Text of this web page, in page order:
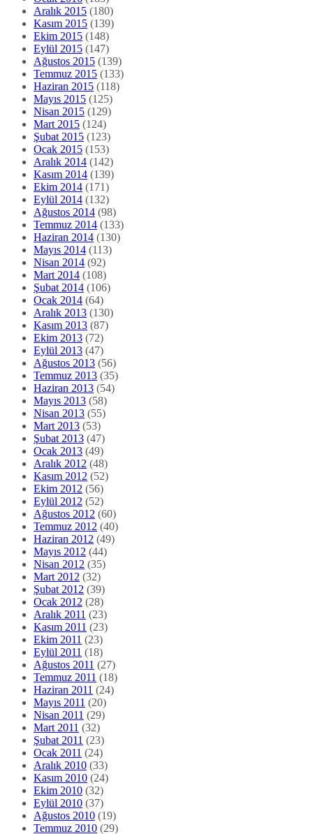
Aralık 2015 (180)
Kasım 2015 (139)
Ekim 2015 (148)
Eylül 2015 (147)
Ağustos 2015 (139)
Temmuz 2015 (133)
Haziran 2015 (118)
Mayıs 2015 (125)
Nisan 2015 (129)
Mart 2015 (124)
Şubat 2015 (123)
Ocak 2015 (153)
Aralık 2014 (142)
Kasım 2014 (139)
Ekim 2014 (171)
Eylül 2014 (132)
Ağustos 2014 (98)
Temmuz 2014 (133)
Haziran 2014 (130)
Mayıs 2014 (113)
Nisan 2014 (92)
Mart 2014 (108)
Şubat 2014 (106)
Ocak 2014 (64)
Aralık 2013 (130)
Kasım 2013 (87)
Ekim 2013 (72)
Eylül 2013 (47)
Ağustos 2013 (56)
Temmuz 2013 (35)
Haziran 2013 (54)
Mayıs 2013 (58)
Nisan 2013 (55)
Mart 2013 (53)
Şubat 2013 (47)
Ocak 2013 (49)
Aralık 2012 (48)
Kasım 2012 (52)
Ekim 2012 (56)
Eylül 2012 (52)
Ağustos 2012 (60)
Temmuz 2012 (40)
Haziran 2012 (49)
Mayıs 2012 (44)
Nisan 2012 (35)
Mart 2012 (32)
Şubat 2012 (39)
Ocak 2012 (28)
Aralık 2011 (23)
Kasım 2011 (23)
Ekim 2011 (23)
Eylül 2011 (18)
Ağustos 2011 (27)
Temmuz 2011 (18)
Haziran 2011 (24)
Mayıs 2011 (20)
Nisan 2011 (29)
Mart 2011 (32)
Şubat 2011 (23)
Ocak 2011 (24)
Aralık 2010 (33)
Kasım 2010 (24)
Ekim 2010 (32)
Eylül 2010 (37)
Ağustos 2010 (19)
Temmuz 2010 (29)